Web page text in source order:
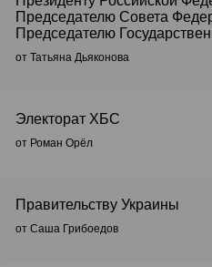
Председателю Совета
Председателю
от Татьяна Дьяконова
Электорат ХБС
от Роман Орёл
Правительству Украины
от Саша Грибоедов